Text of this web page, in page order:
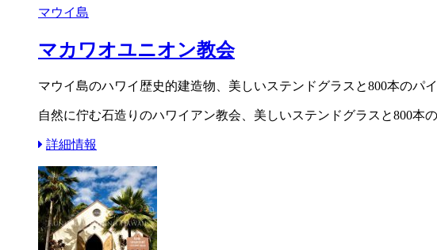
マウイ島
マカワオユニオン教会
マウイ島のハワイ歴史的建造物、美しいステンドグラスと800本のパイ
自然に佇む石造りのハワイアン教会、美しいステンドグラスと800本
詳細情報